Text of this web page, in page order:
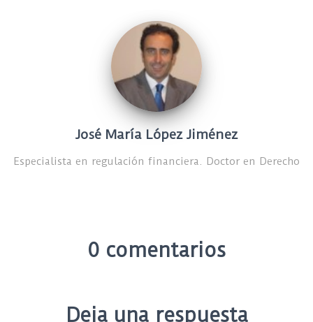
José María López Jiménez
Especialista en regulación financiera. Doctor en Derecho
0 comentarios
Deja una respuesta